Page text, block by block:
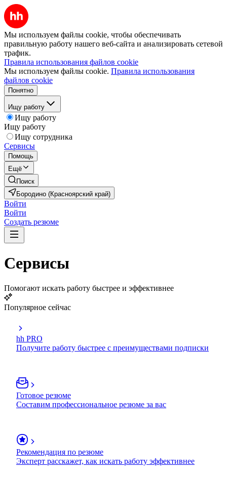
Мы используем файлы cookie, чтобы обеспечивать
правильную работу нашего веб-сайта и анализировать сетевой
трафик.
Правила использования файлов cookie
Мы используем файлы cookie. Правила использования
файлов cookie
Понятно
Ищу работу
Ищу работу
Ищу работу
Ищу сотрудника
Сервисы
Помощь
Ещё
Поиск
Бородино (Красноярский край)
Войти
Войти
Создать резюме
Сервисы
Помогают искать работу быстрее и эффективнее
Популярное сейчас
hh PRO
Получите работу быстрее с преимуществами подписки
Готовое резюме
Составим профессиональное резюме за вас
Рекомендация по резюме
Эксперт расскажет, как искать работу эффективнее